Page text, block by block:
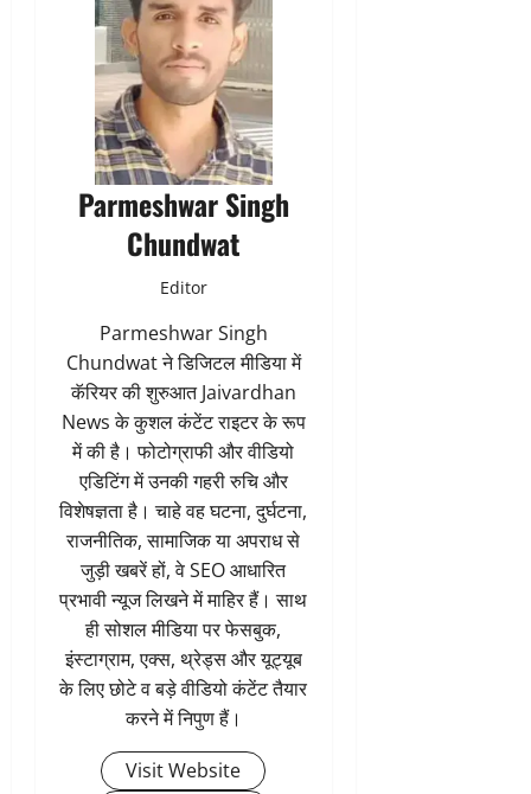
Parmeshwar Singh
Chundwat
Editor
Parmeshwar Singh
Chundwat ने डिजिटल मीडिया में
कॅरियर की शुरुआत Jaivardhan
News के कुशल कंटेंट राइटर के रूप
में की है। फोटोग्राफी और वीडियो
एडिटिंग में उनकी गहरी रुचि और
विशेषज्ञता है। चाहे वह घटना, दुर्घटना,
राजनीतिक, सामाजिक या अपराध से
जुड़ी खबरें हों, वे SEO आधारित
प्रभावी न्यूज लिखने में माहिर हैं। साथ
ही सोशल मीडिया पर फेसबुक,
इंस्टाग्राम, एक्स, थ्रेड्स और यूट्यूब
के लिए छोटे व बड़े वीडियो कंटेंट तैयार
करने में निपुण हैं।
Visit Website